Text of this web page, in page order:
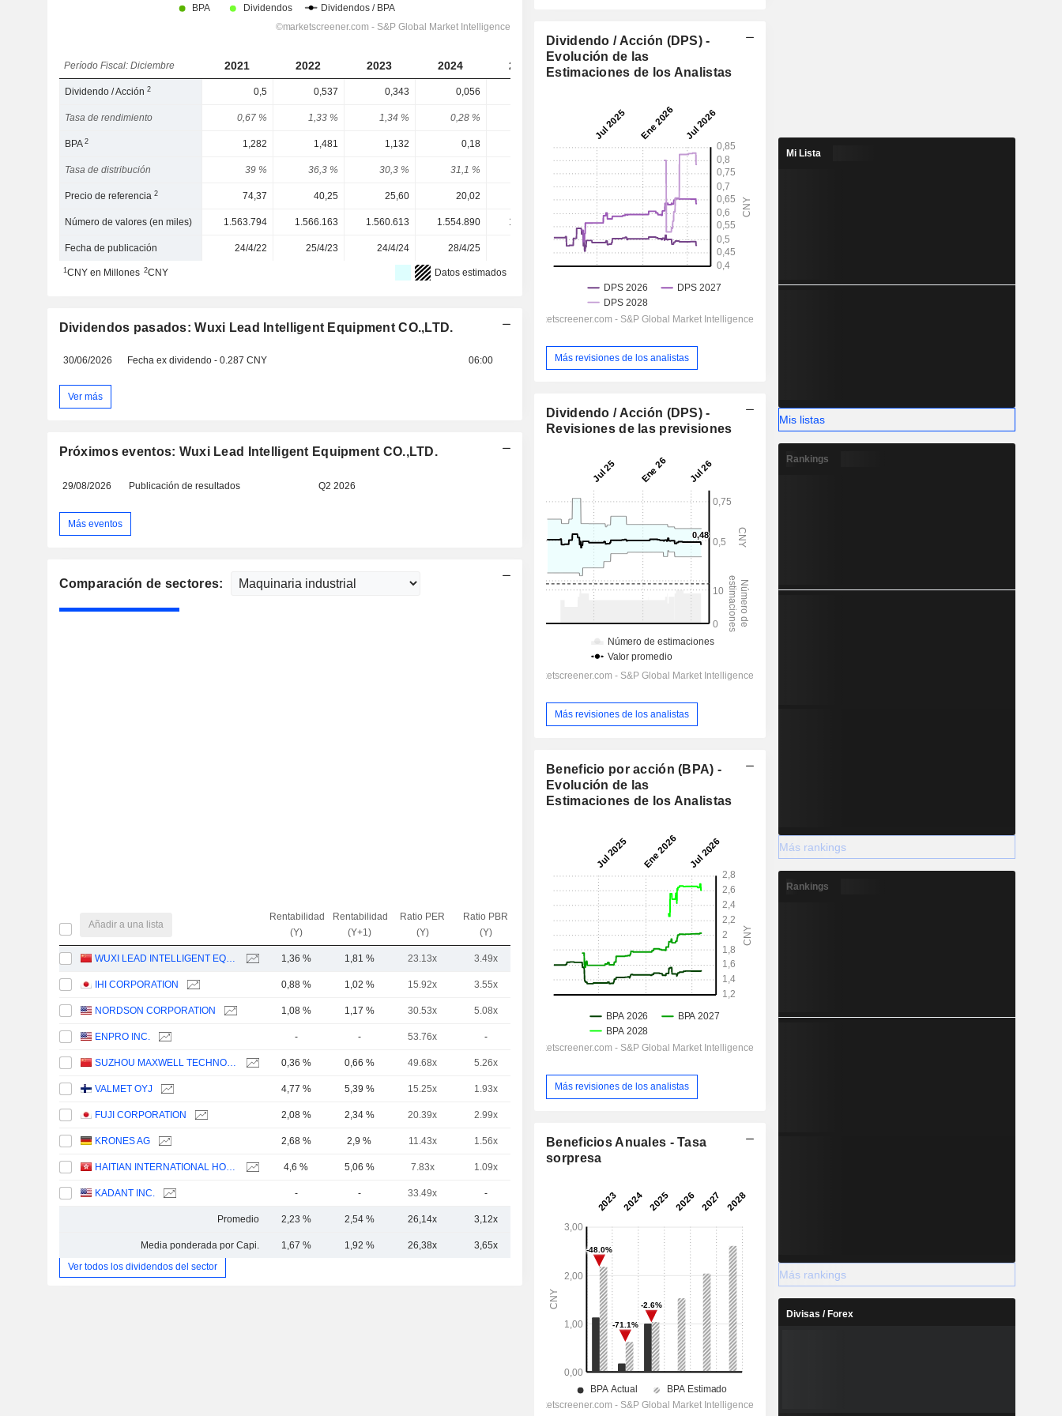
Período Fiscal: Diciembre 2021 2022 2023 2024 2025 2026 2027
Dividendo / Acción2 0,5 0,537 0,343 0,056
Tasa de rendimiento 0,67 % 1,33 % 1,34 % 0,28 % 1,36 % 1,81 %
BPA2 1,282 1,481 1,132 0,18
Tasa de distribución 39 % 36,3 % 30,3 % 31,1 % 31,5 % 31,4 % 30,1 %
Precio de referencia2 74,37 40,25 25,60 20,02 35,18 35,18
Número de valores (en miles) 1.563.794 1.566.163 1.560.613 1.554.890 1.555.011 1.663.069
Fecha de publicación 24/4/22 25/4/23 24/4/24 28/4/25
1CNY en Millones 2CNY Datos estimados
Dividendos pasados: Wuxi Lead Intelligent Equipment CO.,LTD.
30/06/2026 Fecha ex dividendo - 0.287 CNY 06:00
Ver más
Próximos eventos: Wuxi Lead Intelligent Equipment CO.,LTD.
29/08/2026 Publicación de resultados Q2 2026
Más eventos
Comparación de sectores:
Añadir a una lista
Rentabilidad
(Y)
Rentabilidad
(Y+1)
Ratio PER
(Y)
Ratio PBR
(Y)
(Y)
WUXI LEAD INTELLIGENT EQUIPMENT CO.,LTD. 1,36 % 1,81 % 23.13x 3.49x
IHI CORPORATION 0,88 % 1,02 % 15.92x 3.55x
NORDSON CORPORATION 1,08 % 1,17 % 30.53x 5.08x
ENPRO INC. - - 53.76x -
SUZHOU MAXWELL TECHNOLOGIES CO., LTD. 0,36 % 0,66 % 49.68x 5.26x
VALMET OYJ 4,77 % 5,39 % 15.25x 1.93x 1.17x
FUJI CORPORATION 2,08 % 2,34 % 20.39x 2.99x
KRONES AG 2,68 % 2,9 % 11.43x 1.56x 0.54x
HAITIAN INTERNATIONAL HOLDINGS LIMITED 4,6 % 5,06 % 7.83x 1.09x
KADANT INC. - - 33.49x -
Promedio 2,23 % 2,54 % 26,14x 3,12x
Media ponderada por Capi. 1,67 % 1,92 % 26,38x 3,65x
Ver todos los dividendos del sector
Dividendo / Acción (DPS) -
Evolución de las
Estimaciones de los Analistas
Más revisiones de los analistas
Dividendo / Acción (DPS) -
Revisiones de las previsiones
Más revisiones de los analistas
Beneficio por acción (BPA) -
Evolución de las
Estimaciones de los Analistas
Más revisiones de los analistas
Beneficios Anuales - Tasa
sorpresa
Mi Lista
Mis listas
Rankings
Más rankings
Rankings
Más rankings
Divisas / Forex